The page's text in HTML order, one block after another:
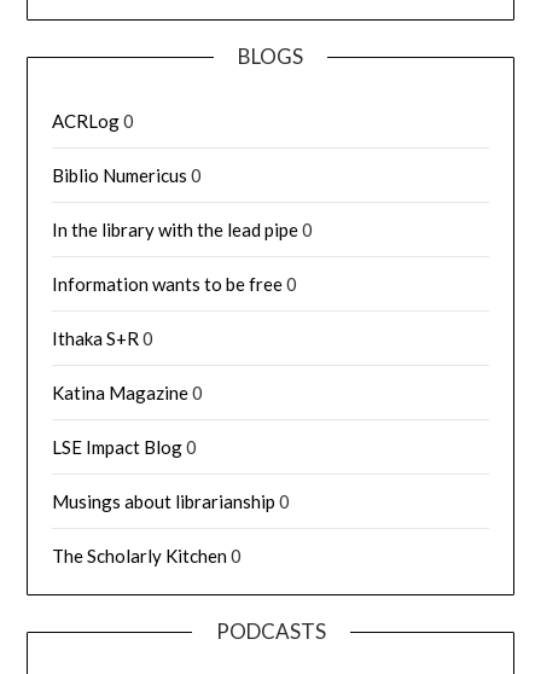
BLOGS
ACRLog0
Biblio Numericus 0
In the library with the lead pipe0
Information wants to be free0
Ithaka S+R 0
Katina Magazine0
LSE Impact Blog0
Musings about librarianship 0
The Scholarly Kitchen0
PODCASTS